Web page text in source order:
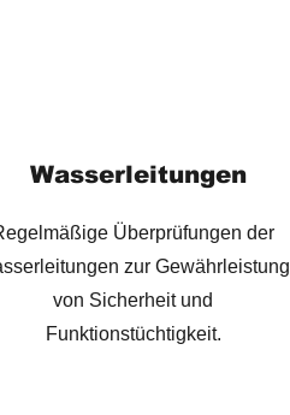
Wasserleitungen
Überprüfungen der
zur Gewährleistung
von Sicherheit und
Funktionstüchtigkeit.